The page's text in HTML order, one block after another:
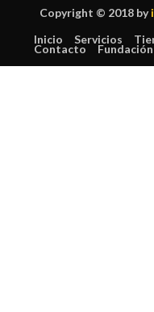
Copyright © 2018 by
Inicio
Servicios
Contacto Fundación